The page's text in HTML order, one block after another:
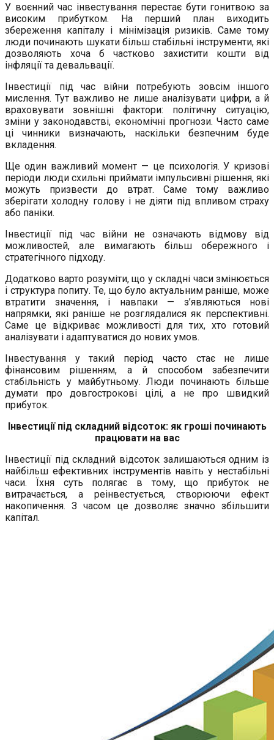
У воєнний час інвестування перестає бути гонитвою за
високим прибутком. На перший план виходить
збереження капіталу і мінімізація ризиків. Саме тому
люди починають шукати більш стабільні інструменти, які
дозволяють хоча б частково захистити кошти від
інфляції та девальвації.
Інвестиції під час війни потребують зовсім іншого
мислення. Тут важливо не лише аналізувати цифри, а й
враховувати зовнішні фактори: політичну ситуацію,
зміни у законодавстві, економічні прогнози. Часто саме
ці чинники визначають, наскільки безпечним буде
вкладення.
Ще один важливий момент — це психологія. У кризові
періоди люди схильні приймати імпульсивні рішення, які
можуть призвести до втрат. Саме тому важливо
зберігати холодну голову і не діяти під впливом страху
або паніки.
Інвестиції під час війни не означають відмову від
можливостей, але вимагають більш обережного і
стратегічного підходу.
Додатково варто розуміти, що у складні часи змінюється
і структура попиту. Те, що було актуальним раніше, може
втратити значення, і навпаки — з’являються нові
напрямки, які раніше не розглядалися як перспективні.
Саме це відкриває можливості для тих, хто готовий
аналізувати і адаптуватися до нових умов.
Інвестування у такий період часто стає не лише
фінансовим рішенням, а й способом забезпечити
стабільність у майбутньому. Люди починають більше
думати про довгострокові цілі, а не про швидкий
прибуток.
Інвестиції під складний відсоток: як гроші починають
працювати на вас
Інвестиції під складний відсоток залишаються одним із
найбільш ефективних інструментів навіть у нестабільні
часи. Їхня суть полягає в тому, що прибуток не
витрачається, а реінвестується, створюючи ефект
накопичення. З часом це дозволяє значно збільшити
капітал.